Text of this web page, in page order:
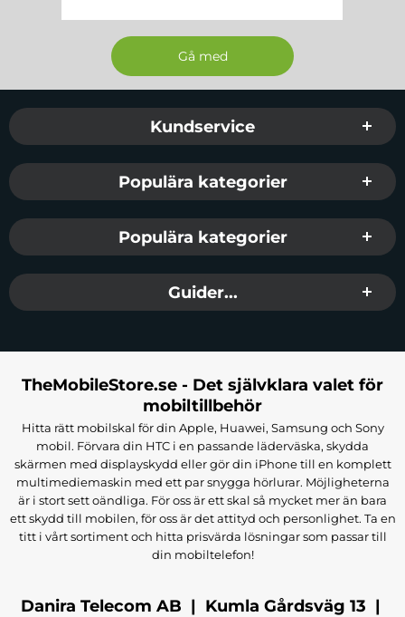
Sidfot Blandad info och länkar
Kundservice
Populära kategorier
Populära kategorier
Guider...
TheMobileStore.se - Det självklara valet för
mobiltillbehör
Hitta rätt mobilskal för din Apple, Huawei, Samsung och Sony
mobil. Förvara din HTC i en passande läderväska, skydda
skärmen med displayskydd eller gör din iPhone till en komplett
multimediemaskin med ett par snygga hörlurar. Möjligheterna
är i stort sett oändliga. För oss är ett skal så mycket mer än bara
ett skydd till mobilen, för oss är det attityd och personlighet. Ta en
titt i vårt sortiment och hitta prisvärda lösningar som passar till
din mobiltelefon!
Danira Telecom AB | Kumla Gårdsväg 13 |